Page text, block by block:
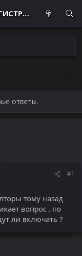
РЕГИСТРАЦИЯ
ответы.
#1
тому назад
вопрос , по
ли включать ?